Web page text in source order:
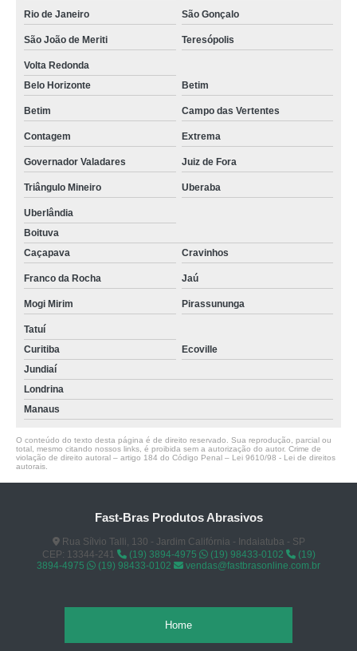
Rio de Janeiro São Gonçalo
São João de Meriti Teresópolis
Volta Redonda
Belo Horizonte
Betim
Betim Campo das Vertentes
Contagem Extrema
Governador Valadares Juiz de Fora
Triângulo Mineiro Uberaba
Uberlândia
Boituva
Caçapava
Cravinhos
Franco da Rocha Jaú
Mogi Mirim Pirassununga
Tatuí
Curitiba
Ecoville
Jundiaí
Londrina
Manaus
O conteúdo do texto desta página é de direito reservado. Sua reprodução, parcial ou
total, mesmo citando nossos links, é proibida sem a autorização do autor. Crime de
violação de direito autoral – artigo 184 do Código Penal – Lei 9610/98 - Lei de direitos
autorais
Fast-Bras Produtos Abrasivos
Rua Sílvio Talli, 130 - Jardim Califórnia - Indaiatuba - SP
CEP: 13344-241
(19) 3894-4975 (19) 98433-0102
(19)
3894-4975
(19) 98433-0102 vendas@fastbrasonline.com.br
Home